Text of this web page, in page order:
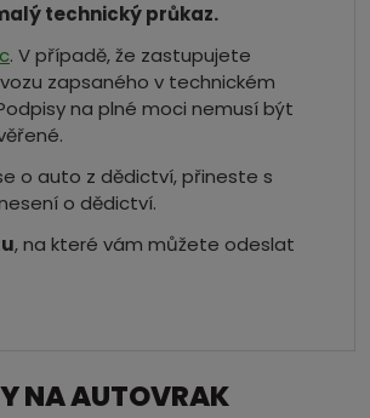
technický průkaz.
. V případě, že zastupujete
zapsaného v technickém
na plné moci nemusí být
o auto z dědictví, přineste s
o dědictví.
, na které vám můžete odeslat
NA AUTOVRAK